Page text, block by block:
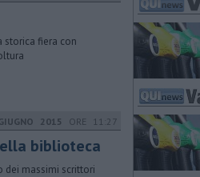
storica fiera con
2015 ORE 11:27
biblioteca
dei massimi scrittori